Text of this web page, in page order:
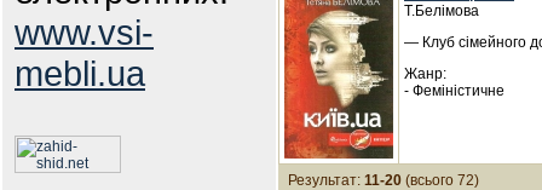
www.vsi-
mebli.ua
Т.Белімова
— Клуб сімейного
Жанр:
- Феміністичне
Результат: 11-20 (всього 72)